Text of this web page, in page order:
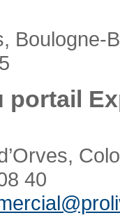
Boulogne-
portail
40